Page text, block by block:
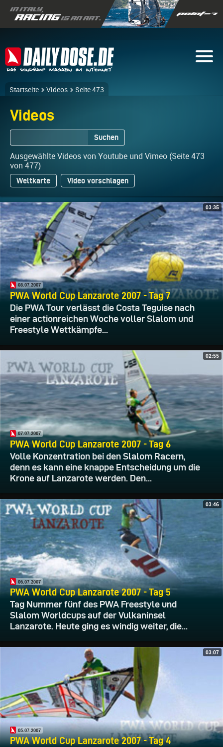
Startseite Videos Seite 473
Videos
Suchen
Ausgewählte Videos von Youtube und Vimeo (Seite 473
von 477)
Weltkarte Video vorschlagen
03:35
08.07.2007
PWA World Cup Lanzarote 2007 - Tag 7
Die PWA Tour verlässt die Costa Teguise nach
einer actionreichen Woche voller Slalom und
Freestyle Wettkämpfe...
02:55
07.07.2007
PWA World Cup Lanzarote 2007 - Tag 6
Volle Konzentration bei den Slalom Racern,
denn es kann eine knappe Entscheidung um die
Krone auf Lanzarote werden. Den...
03:46
06.07.2007
PWA World Cup Lanzarote 2007 - Tag 5
Tag Nummer fünf des PWA Freestyle und
Slalom Worldcups auf der Vulkaninsel
Lanzarote. Heute ging es windig weiter, die...
03:07
05.07.2007
PWA World Cup Lanzarote 2007 - Tag 4